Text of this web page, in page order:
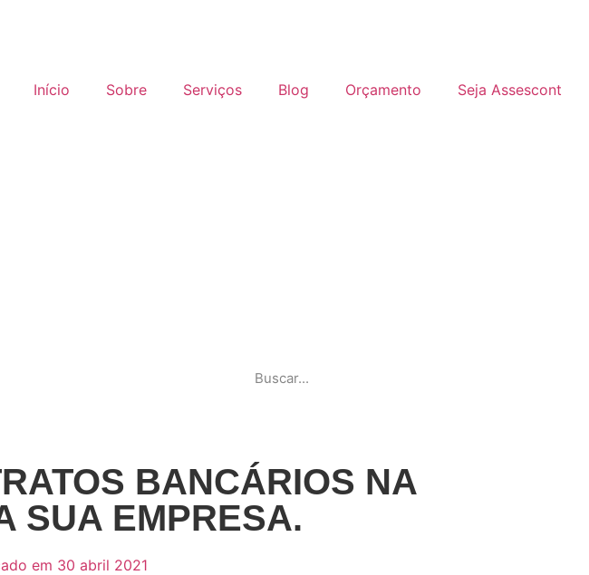
Início Sobre Serviços Blog Orçamento Seja Assescont
BANCÁRIOS NA
SUA EMPRESA.
em 30 abril 2021